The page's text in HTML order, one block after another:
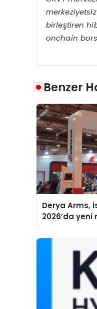
birleştiren
onchain
Benzer
Derya Arms,
2026’da yeni
global
sergiledi